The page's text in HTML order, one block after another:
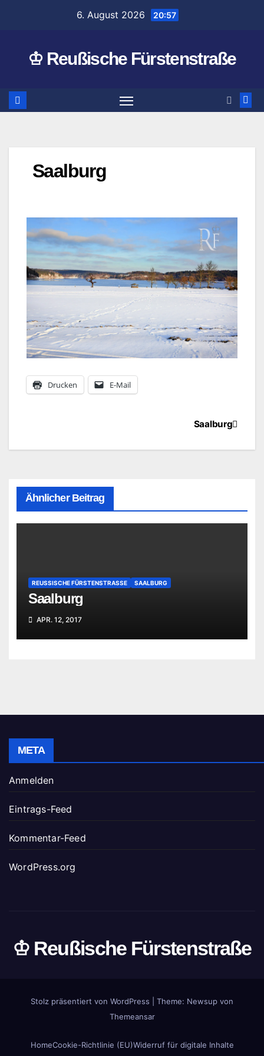
6. August 2026 20:57
♔ Reußische Fürstenstraße
Saalburg
Drucken E-Mail
Saalburg
Ähnlicher Beitrag
REUSSISCHE FÜRSTENSTRASSE SAALBURG
Saalburg
APR. 12, 2017
META
Anmelden
Eintrags-Feed
Kommentar-Feed
WordPress.org
♔ Reußische Fürstenstraße
Stolz präsentiert von WordPress
Theme: Newsup von
Themeansar
HomeCookie-Richtlinie (EU)Widerruf für digitale Inhalte